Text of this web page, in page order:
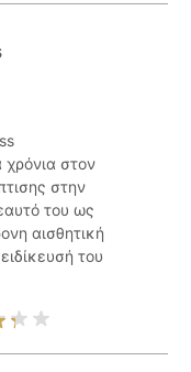
χρόνια στον
στην
του ως
αισθητική
του